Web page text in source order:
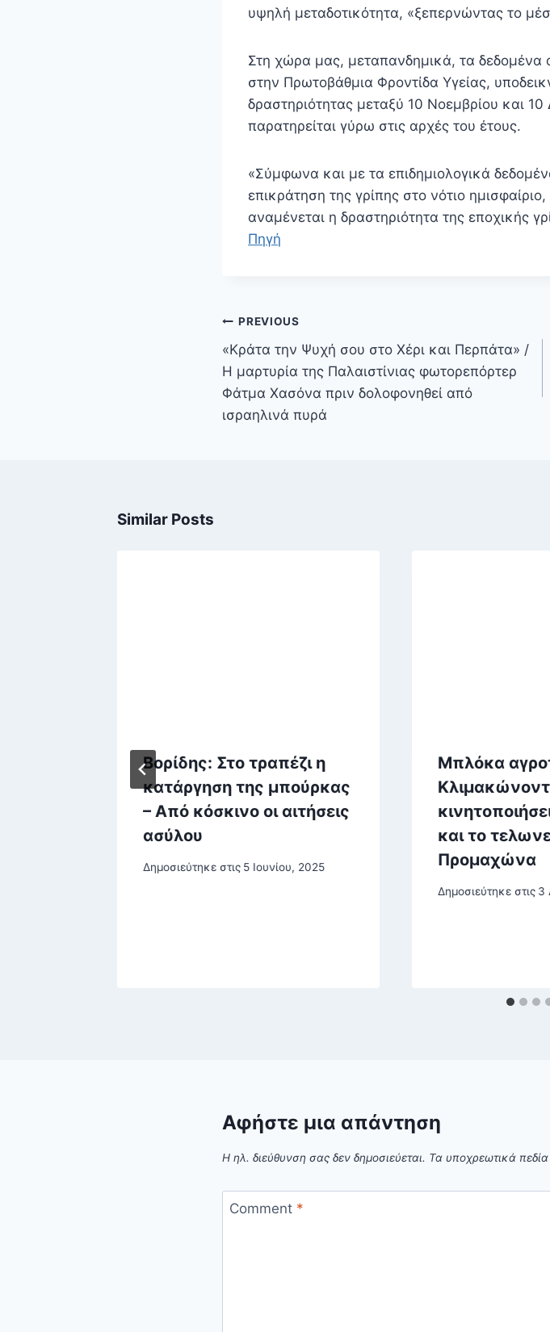
υψηλή μεταδοτικότητα, «ξεπερνώντας το
Στη χώρα μας, μεταπανδημικά, τα
στην Πρωτοβάθμια Φροντίδα Υγείας,
δραστηριότητας μεταξύ 10 Νοεμβρίου και
παρατηρείται γύρω στις αρχές του έτους.
«Σύμφωνα και με τα επιδημιολογικά
επικράτηση της γρίπης στο νότιο
αναμένεται η δραστηριότητα της εποχικής
Πηγή
Πλοήγηση
άρθρων
PREVIOUS
«Κράτα την Ψυχή σου στο Χέρι και Περπάτα» /
Η μαρτυρία της Παλαιστίνιας φωτορεπόρτερ
Φάτμα Χασόνα πριν δολοφονηθεί από
ισραηλινά πυρά
Similar Posts
Βορίδης: Στο τραπέζι η
κατάργηση της μπούρκας
– Από κόσκινο οι αιτήσεις
ασύλου
Δημοσιεύτηκε στις 5 Ιουνίου, 2025
Μπλόκα
και το
Προμαχώνα
Δημοσιεύτηκε στις 3
Αφήστε μια απάντηση
Η ηλ. διεύθυνση σας δεν δημοσιεύεται. Τα υποχρεωτικά
Comment *